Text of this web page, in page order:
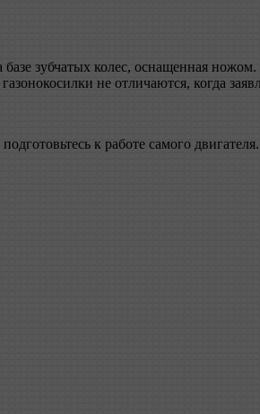
базе зубчатых колес, оснащенная
не отличаются, когда
к работе самого